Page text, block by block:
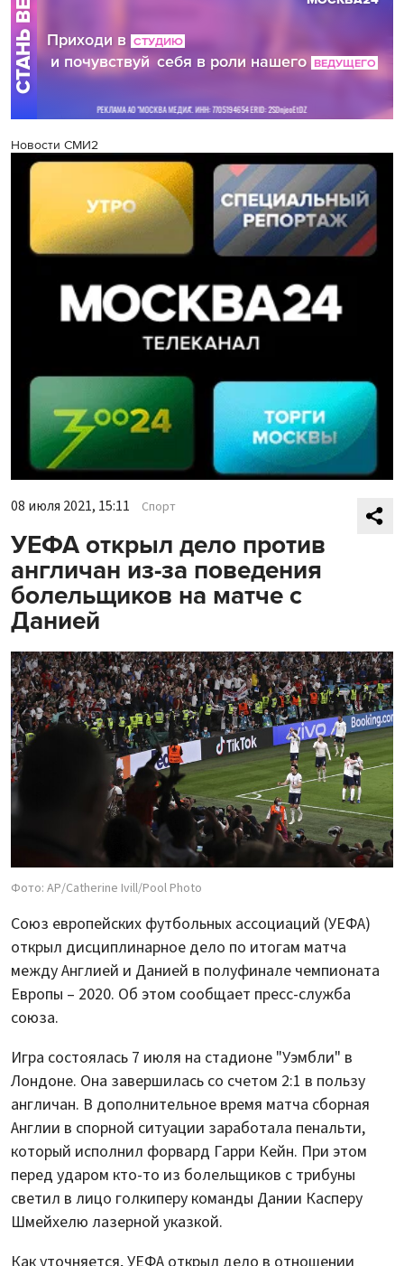
Новости СМИ2
08 июля 2021, 15:11 Спорт
УЕФА открыл дело против
англичан из-за поведения
болельщиков на матче с
Данией
Фото: AP/Catherine Ivill/Pool Photo
Союз европейских футбольных ассоциаций (УЕФА)
открыл дисциплинарное дело по итогам матча
между Англией и Данией в полуфинале чемпионата
Европы – 2020. Об этом сообщает пресс-служба
союза.
Игра состоялась 7 июля на стадионе "Уэмбли" в
Лондоне. Она завершилась со счетом 2:1 в пользу
англичан. В дополнительное время матча сборная
Англии в спорной ситуации заработала пенальти,
который исполнил форвард Гарри Кейн. При этом
перед ударом кто-то из болельщиков с трибуны
светил в лицо голкиперу команды Дании Касперу
Шмейхелю лазерной указкой.